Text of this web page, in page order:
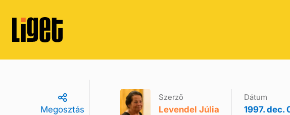
Megosztás
Szerző
Levendel Júlia
Dátum
1997. dec.